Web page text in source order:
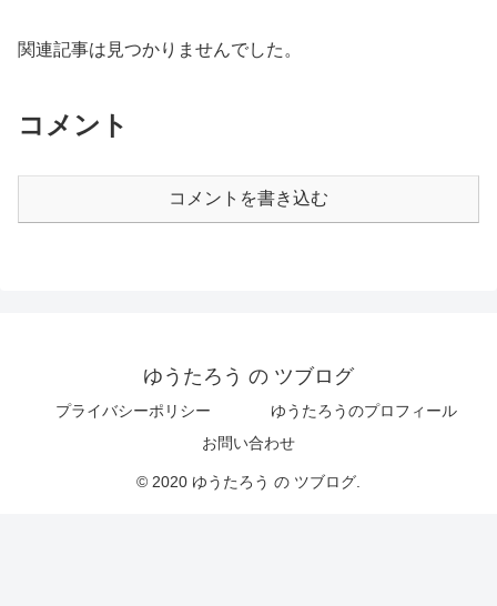
関連記事は見つかりませんでした。
コメント
コメントを書き込む
ゆうたろう の ツブログ
プライバシーポリシー
ゆうたろうのプロフィール
お問い合わせ
© 2020 ゆうたろう の ツブログ.